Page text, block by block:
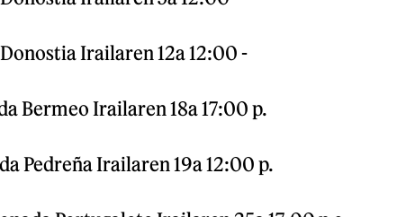
Irailaren 12a 12:00 -
Bermeo Irailaren 18a 17:00 p.
Pedreña Irailaren 19a 12:00 p.